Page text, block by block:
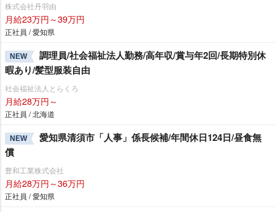
株式会社丹羽由
月給23万円～39万円
正社員 / 愛知県
NEW
調理員/社会福祉法人勤務/高年収/賞与年2回/長期特別休
暇あり/髪型服装自由
社会福祉法人とらくろ
月給28万円～
正社員 / 北海道
NEW
愛知県清須市「人事」係長候補/年間休日124日/昼食無
償
豊和工業株式会社
月給28万円～36万円
正社員 / 愛知県